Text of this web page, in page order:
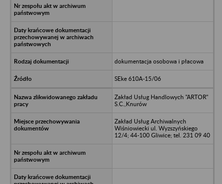
dokumentacja osobowa i płacowa
SEke 610A-15/06
Zakład Usług Handlowych "ARTOR"
S.C.,Knurów
Zakład Usług Archiwalnych
Wiśniowiecki ul. Wyzszyńskiego
12/4; 44-100 Gliwice; tel. 231 09 40